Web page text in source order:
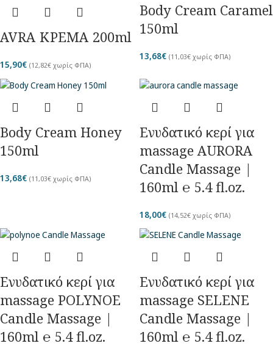
AVRA ΚΡΕΜΑ 200ml
15,90€ (12,82€ χωρίς ΦΠΑ)
Body Cream Caramel
150ml
13,68€ (11,03€ χωρίς ΦΠΑ)
Body Cream Honey
150ml
13,68€ (11,03€ χωρίς ΦΠΑ)
Eνυδατικό κερί για
massage AURORA
Candle Massage |
160ml ℮ 5.4 fl.oz.
18,00€ (14,52€ χωρίς ΦΠΑ)
Eνυδατικό κερί για
massage POLYNOE
Candle Massage |
160ml ℮ 5.4 fl.oz.
Eνυδατικό κερί για
massage SELENE
Candle Massage |
160ml ℮ 5.4 fl.oz.